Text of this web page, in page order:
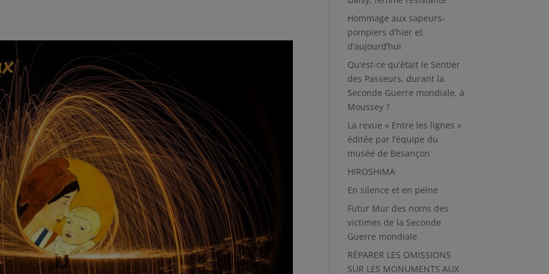
Hommage aux sapeurs-
pompiers d’hier et
d’aujourd’hui
Qu’est-ce qu’était le Sentier
des Passeurs, durant la
Seconde Guerre mondiale, à
Moussey ?
La revue « Entre les lignes »
éditée par l’équipe du
musée de Besançon
HIROSHIMA
En silence et en peine
Futur Mur des noms des
victimes de la Seconde
Guerre mondiale
RÉPARER LES OMISSIONS
SUR LES MONUMENTS AUX